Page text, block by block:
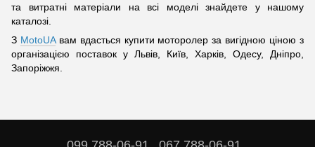
та витратні матеріали на всі моделі знайдете у нашому
каталозі.
З MotoUAвам вдасться купити моторолер за вигідною ціною з
організацією поставок у Львів, Київ, Харків, Одесу, Дніпро,
Запоріжжя.